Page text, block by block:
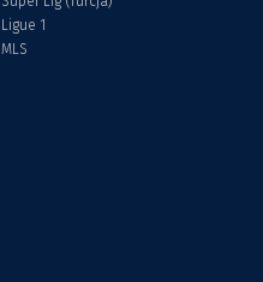
Ligue 1
MLS